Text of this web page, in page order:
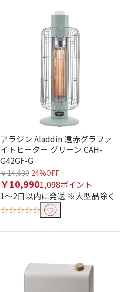
アラジン Aladdin 遠赤グラファ
イトヒーター グリーン CAH-
G42GF-G
￥14,630 24%OFF
￥10,9901,098ポイント
1～2日以内に発送 ※大型品除く
☆☆☆☆☆